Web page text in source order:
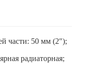
части: 50 мм (2″);
радиаторная;